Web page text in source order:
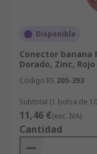
Disponible
Conector banana
Dorado, Zinc,
Código RS 205-393
Subtotal (1 bolsa de
11,46 €(exc. IVA)
Cantidad